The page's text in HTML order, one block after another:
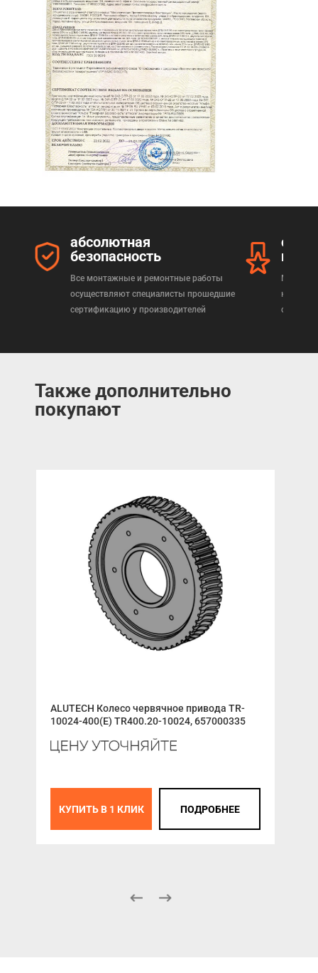
абсолютная
безопасность
Все монтажные и ремонтные работы
осуществляют специалисты прошедшие
сертификацию у производителей
Мы
Также дополнительно
покупают
ALUTECH Колесо червячное привода TR-
10024-400(E) TR400.20-10024, 657000335
КУПИТЬ В 1 КЛИК ПОДРОБНЕЕ